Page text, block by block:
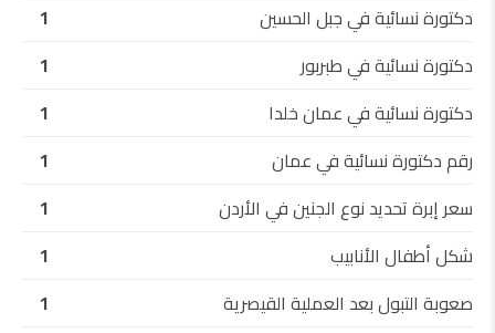
دكتورة نسائية في جبل الحسين
1
دكتورة نسائية في طبربور
1
دكتورة نسائية في عمان خلدا
1
رقم دكتورة نسائية في عمان
1
سعر إبرة تحديد نوع الجنين في الأردن
1
شكل أطفال الأنابيب
1
صعوبة التبول بعد العملية القيصرية
1